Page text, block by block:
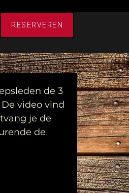
RESERVEREN
de 3
video vind
je de
de